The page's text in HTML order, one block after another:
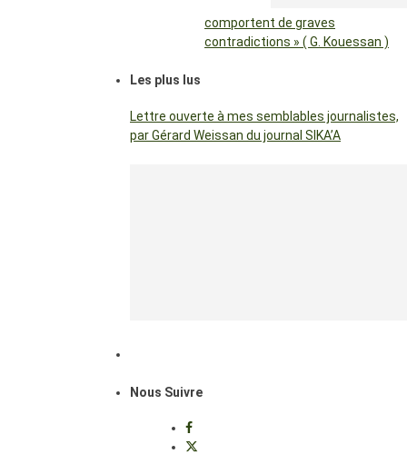
comportent de graves
contradictions » ( G. Kouessan )
Les plus lus
Lettre ouverte à mes semblables journalistes,
par Gérard Weissan du journal SIKA’A
Nous Suivre